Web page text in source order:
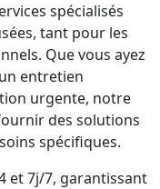
spécialisés
tant pour les
Que vous ayez
entretien
urgente, notre
des solutions
spécifiques.
et 7j/7, garantissant